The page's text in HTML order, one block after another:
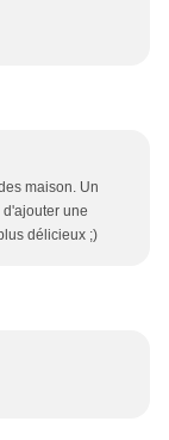
maison. Un
une
délicieux ;)